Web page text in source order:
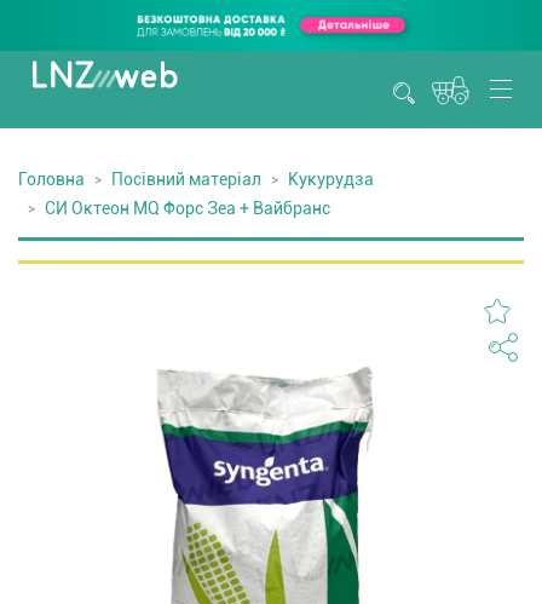
Головна Посівний матеріал
Кукурудза
СИ Октеон MQ Форс Зеа + Вайбранс